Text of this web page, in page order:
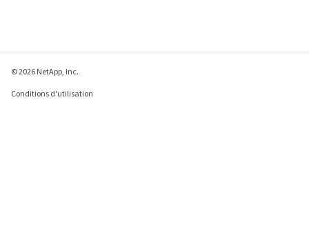
© 2026 NetApp, Inc.
Conditions d'utilisation